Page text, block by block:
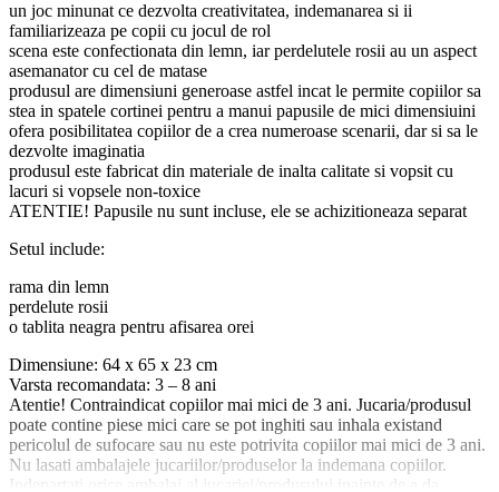
un joc minunat ce dezvolta creativitatea, indemanarea si ii
familiarizeaza pe copii cu jocul de rol
scena este confectionata din lemn, iar perdelutele rosii au un aspect
asemanator cu cel de matase
produsul are dimensiuni generoase astfel incat le permite copiilor sa
stea in spatele cortinei pentru a manui papusile de mici dimensiuini
ofera posibilitatea copiilor de a crea numeroase scenarii, dar si sa le
dezvolte imaginatia
produsul este fabricat din materiale de inalta calitate si vopsit cu
lacuri si vopsele non-toxice
ATENTIE! Papusile nu sunt incluse, ele se achizitioneaza separat
Setul include:
rama din lemn
perdelute rosii
o tablita neagra pentru afisarea orei
Dimensiune: 64 x 65 x 23 cm
Varsta recomandata: 3 – 8 ani
Atentie! Contraindicat copiilor mai mici de 3 ani. Jucaria/produsul
poate contine piese mici care se pot inghiti sau inhala existand
pericolul de sufocare sau nu este potrivita copiilor mai mici de 3 ani.
Nu lasati ambalajele jucariilor/produselor la indemana copiilor.
Indepartati orice ambalaj al jucariei/produsului inainte de a da